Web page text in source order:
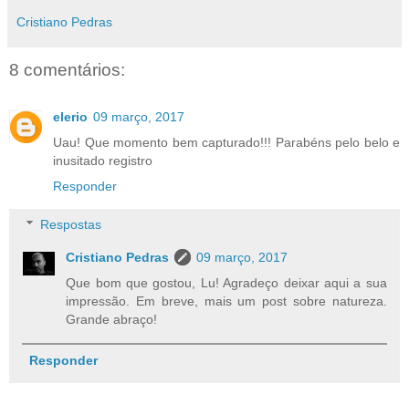
Cristiano Pedras
8 comentários:
elerio 09 março, 2017
Uau! Que momento bem capturado!!! Parabéns pelo belo e
inusitado registro
Responder
Respostas
Cristiano Pedras
09 março, 2017
Que bom que gostou, Lu! Agradeço deixar aqui a sua
impressão. Em breve, mais um post sobre natureza.
Grande abraço!
Responder